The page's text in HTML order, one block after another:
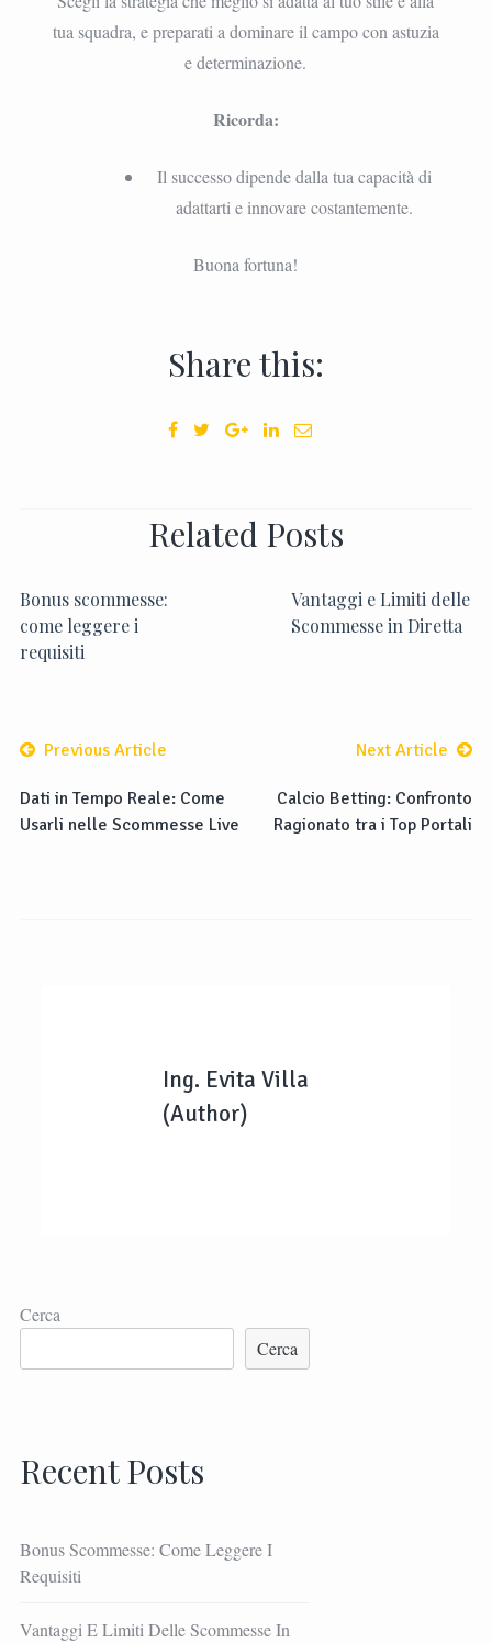
tua squadra, e preparati a dominare il campo con astuzia
e determinazione.
Ricorda:
Il successo dipende dalla tua capacità di
adattarti e innovare costantemente.
Buona fortuna!
Share this:
Related Posts
Bonus scommesse:
come leggere i
requisiti
Vantaggi e Limiti delle
Scommesse in Diretta
Previous Article
Dati in Tempo Reale: Come
Usarli nelle Scommesse Live
Next Article
Calcio Betting: Confronto
Ragionato tra i Top Portali
Ing. Evita Villa
(Author)
Cerca
Cerca
Recent Posts
Bonus Scommesse: Come Leggere I
Requisiti
Vantaggi E Limiti Delle Scommesse In